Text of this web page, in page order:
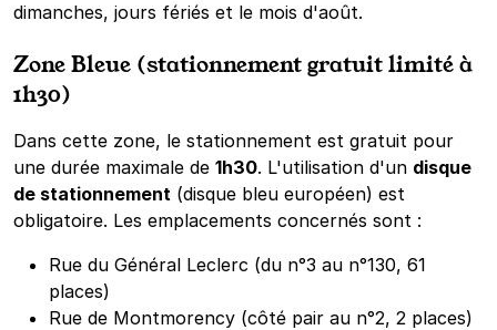
dimanches, jours fériés et le mois d'août.
Zone Bleue (stationnement gratuit limité à
1h30)
Dans cette zone, le stationnement est gratuit pour
une durée maximale de 1h30. L'utilisation d'un disque
de stationnement (disque bleu européen) est
obligatoire. Les emplacements concernés sont :
Rue du Général Leclerc (du n°3 au n°130, 61
places)
Rue de Montmorency (côté pair au n°2, 2 places)